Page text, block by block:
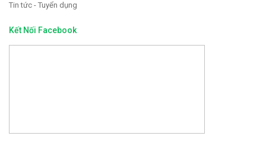
Tin tức - Tuyển dụng
Kết Nối Facebook